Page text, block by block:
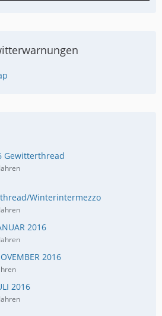
Gewitterthread
Winterintermezzo
2016
2016
2016